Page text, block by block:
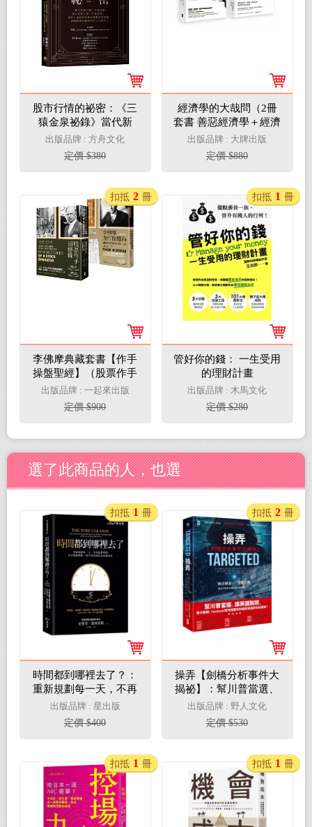
股市行情的祕密：《三
猿金泉祕錄》當代新
解，看穿群眾心理，逆
勢布局搶得獲利先機
出版品牌 : 方舟文化
定價 $380
經濟學的大哉問（2冊
套書 善惡經濟學＋經濟
成長末日）
出版品牌 : 大牌出版
定價 $880
李佛摩典藏套書【作手
操盤聖經】（股票作手
回憶錄＋李佛摩股市操
盤術）
出版品牌 : 一起來出版
定價 $900
扣抵 2 冊
管好你的錢： 一生受用
的理財計畫
出版品牌 : 木馬文化
定價 $280
扣抵 1 冊
選了此商品的人，也選
時間都到哪裡去了？：
重新規劃每一天，不再
浪費時間，充分發揮潛
能，將生命投資於最重
要的事
出版品牌 : 星出版
定價 $400
扣抵 1 冊
操弄【劍橋分析事件大
揭祕】：幫川普當選、
讓英國脫歐，看大數
據、Facebook如何洩露
你的個資來操弄你的選
出版品牌 : 野人文化
定價 $530
扣抵 2 冊
扣抵 1 冊 扣抵 1 冊